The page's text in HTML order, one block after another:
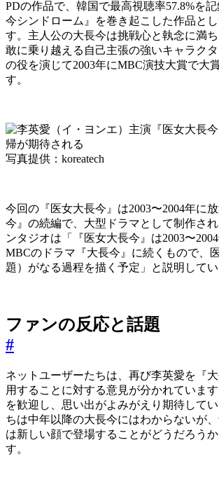
PDの作品で、韓国で最高視聴率57.8%を
今シンドローム』を巻き起こした作品と
す。主人公の大長今は挑戦心と執念に満
敢に乗り越える自己主張の強いキャラク
の役を演じて2003年にMBC演技大賞で大
す。
写真提供：koreatech
今回の『医女大長今』は2003〜2004年に
今』の続編で、大型ドラマとして制作さ
ンタジオは「『医女大長今』は2003〜
MBCのドラマ『大長今』に続くもので、
題）がなる過程を描く予定」と説明してい
ファンの反応と話題
#
ネットユーザーたちは、再び李英愛を『
用することに対する意見が分かれていま
を歓迎し、思い出がよみがえり期待して
ちは中年以降の大長今にはわからないが
は新しい顔で登場することがどうだろう
す。